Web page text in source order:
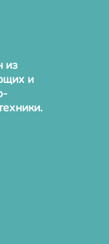
из
и